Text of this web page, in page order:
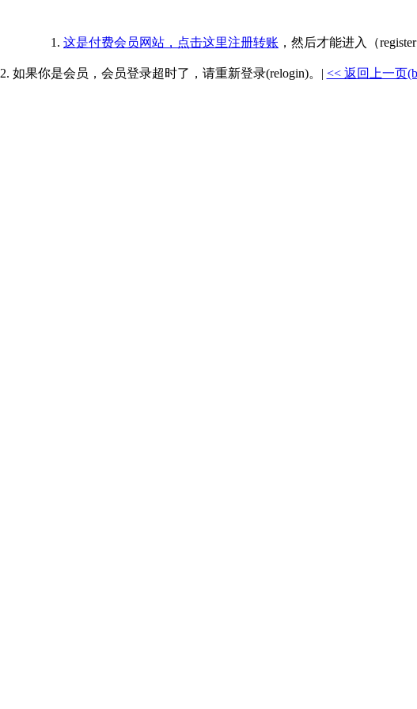
1. 这是付费会员网站，点击这里注册转账 ，然后才能进入（register
2. 如果你是会员，会员登录超时了，请重新登录(relogin)。| << 返回上一页